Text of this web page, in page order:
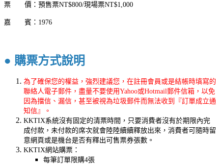
票 價：預售票NT$800/現場票NT$1,000
嘉 賓：1976
● 購票方式說明
為了確保您的權益，強烈建議您，在註冊會員或是結帳時填寫的
聯絡人電子郵件，盡量不要使用Yahoo或Hotmail郵件信箱，以免
因為擋信、漏信，甚至被視為垃圾郵件而無法收到『訂單成立通
知信』。
KKTIX系統沒有固定的清票時間，只要消費者沒有於期限內完
成付款，未付款的席次就會陸陸續續釋放出來，消費者可隨時留
意網頁或是機台是否有釋出可售票券張數。
KKTIX網站購票：
每筆訂單限購4張